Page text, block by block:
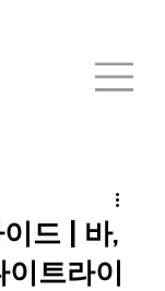
드 | 바,
트라이